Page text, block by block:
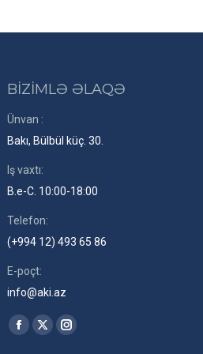
BİZİMLƏ ƏLAQƏ
Ünvan :
Bakı, Bülbül küç. 30.
Iş vaxtı:
B.e-C. 10:00-18:00
Telefon:
(+994 12) 493 65 86
E-poçt:
info@aki.az
Find us on:
Facebook
X
Instagram